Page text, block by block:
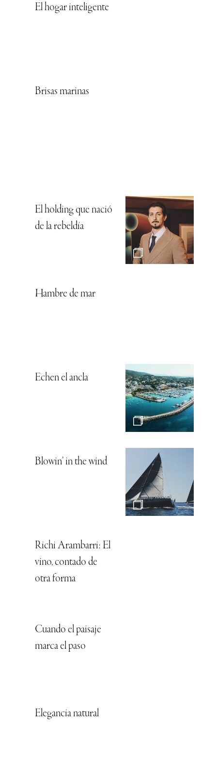
El hogar inteligente
Brisas marinas
El holding que nació
de la rebeldía
Hambre de mar
Echen el ancla
Blowin’ in the wind
Richi Arambarri: El
vino, contado de
otra forma
Cuando el paisaje
marca el paso
Elegancia natural